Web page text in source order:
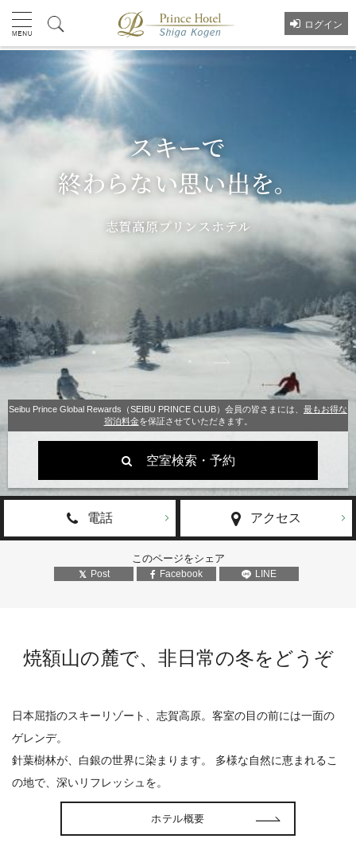
ログイン
スキーで
終わらない思い出を。
志賀高原プリンスホテル
Seibu Prince Global Rewards（SEIBU PRINCE CLUB）会員の皆さまには、 最もお得な
宿泊料金を保証させていただきます。
空室検索・予約
電話 アクセス
このページをシェア
Post Facebook LINE
焼額山の麓で、非日常の冬をどうぞ
日本屈指のスキーリゾート、志賀高原。客室の目の前には一面の
ゲレンデ。
針葉樹林が、白銀の世界に染まります。 多様な自然に恵まれるこ
の地で、深いリフレッシュを。
ホテル概要